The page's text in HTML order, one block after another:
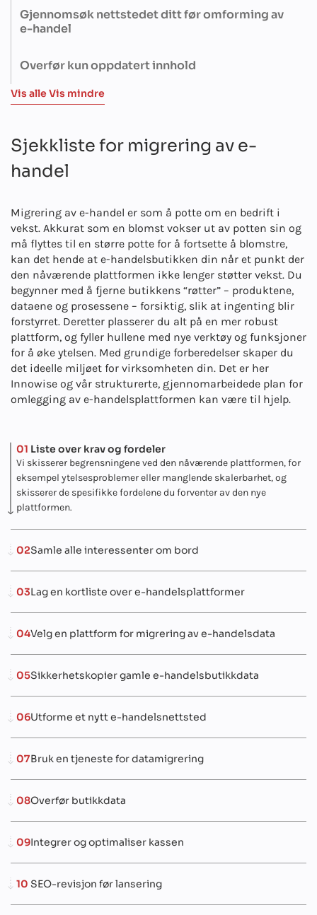
oss hjelpe deg med å gjøre det beste valget.
med å velge det perfekte tidspunktet - når trafikken er lav og
virksomheten din kan tilpasse seg med minimale forstyrrelser.
Gjennomsøk nettstedet ditt før omforming av
e-handel
revisjon. Teamet vårt fikser ødelagte lenker, rydder opp i SEO-
skal når du flytter til den nye plattformen.
Overfør kun oppdatert innhold
Teamet vårt velger nøye ut kun den mest relevante og oppdaterte
informasjonen som skal migreres, for eksempel produkter,
raskere, ser renere ut og er klart til å drive salg rett etter
omformingen av e-handelen.
Vis alle Vis mindre
Sjekkliste for migrering av e-
handel
Migrering av e-handel er som å potte om en bedrift i
vekst. Akkurat som en blomst vokser ut av potten sin og
må flyttes til en større potte for å fortsette å blomstre,
kan det hende at e-handelsbutikken din når et punkt der
den nåværende plattformen ikke lenger støtter vekst. Du
begynner med å fjerne butikkens “røtter” – produktene,
dataene og prosessene – forsiktig, slik at ingenting blir
forstyrret. Deretter plasserer du alt på en mer robust
plattform, og fyller hullene med nye verktøy og funksjoner
for å øke ytelsen. Med grundige forberedelser skaper du
det ideelle miljøet for virksomheten din. Det er her
Innowise og vår strukturerte, gjennomarbeidede plan for
omlegging av e-handelsplattformen kan være til hjelp.
01 Liste over krav og fordeler
Vi skisserer begrensningene ved den nåværende plattformen, for
eksempel ytelsesproblemer eller manglende skalerbarhet, og
skisserer de spesifikke fordelene du forventer av den nye
plattformen.
02Samle alle interessenter om bord
03Lag en kortliste over e-handelsplattformer
04Velg en plattform for migrering av e-handelsdata
05Sikkerhetskopier gamle e-handelsbutikkdata
06Utforme et nytt e-handelsnettsted
07Bruk en tjeneste for datamigrering
08Overfør butikkdata
09Integrer og optimaliser kassen
10 SEO-revisjon før lansering